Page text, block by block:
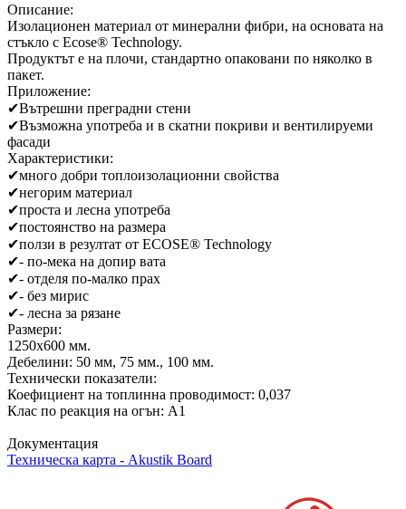
Описание:
Изолационен материал от минерални фибри, на основата на
стъкло с Ecose® Technology.
Продуктът е на плочи, стандартно опаковани по няколко в
пакет.
Приложение:
✔Вътрешни преградни стени
✔Възможна употреба и в скатни покриви и вентилируеми
фасади
Характеристики:
✔много добри топлоизолационни свойства
✔негорим материал
✔проста и лесна употреба
✔постоянство на размера
✔ползи в резултат от ECOSE® Technology
✔- по-мека на допир вата
✔- отделя по-малко прах
✔- без мирис
✔- лесна за рязане
Размери:
1250х600 мм.
Дебелини: 50 мм, 75 мм., 100 мм.
Технически показатели:
Коефициент на топлинна проводимост: 0,037
Клас по реакция на огън: A1
Документация
Техническа карта - Akustik Board